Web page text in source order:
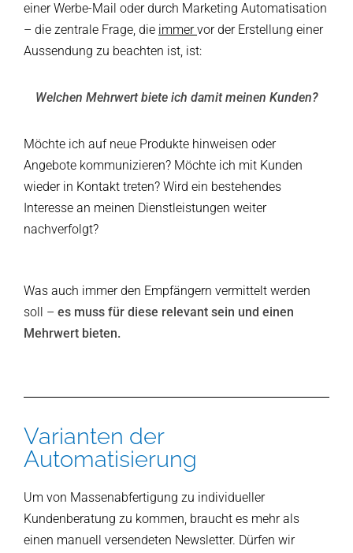
einer Werbe-Mail oder durch Marketing Automatisation
– die zentrale Frage, die immervor der Erstellung einer
Aussendung zu beachten ist, ist:
Welchen Mehrwert biete ich damit meinen Kunden?
Möchte ich auf neue Produkte hinweisen oder
Angebote kommunizieren? Möchte ich mit Kunden
wieder in Kontakt treten? Wird ein bestehendes
Interesse an meinen Dienstleistungen weiter
nachverfolgt?
Was auch immer den Empfängern vermittelt werden
soll – es muss für diese relevant sein und einen
Mehrwert bieten.
Varianten der
Automatisierung
Um von Massenabfertigung zu individueller
Kundenberatung zu kommen, braucht es mehr als
einen manuell versendeten Newsletter. Dürfen wir